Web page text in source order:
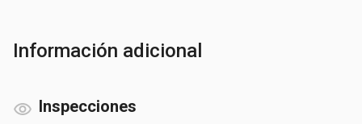
Información adicional
Inspecciones